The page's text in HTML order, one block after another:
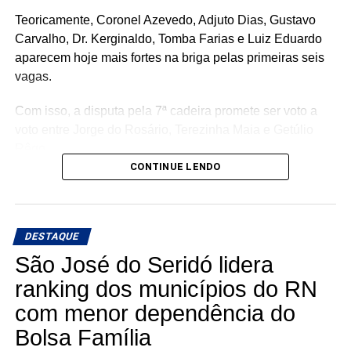
Teoricamente, Coronel Azevedo, Adjuto Dias, Gustavo
Carvalho, Dr. Kerginaldo, Tomba Farias e Luiz Eduardo
aparecem hoje mais fortes na briga pelas primeiras seis
vagas.
Com isso, a disputa pela 7ª cadeira promete ser voto a
Os três possuem bases e estruturas eleitorais importantes
e chegam à reta da pré-campanha buscando garantir um
potencial para fazer sete cadeiras, a briga pela última
vaga promete ser uma das mais acirradas da eleição para
a ALRN em 2026
CONTINUE LENDO
DESTAQUE
São José do Seridó lidera
ranking dos municípios do RN
com menor dependência do
Bolsa Família